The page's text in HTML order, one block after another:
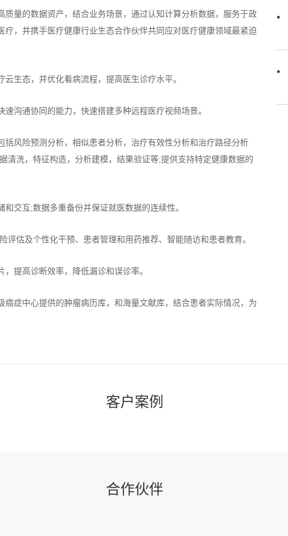
量的数据资产，结合业务场景，通过认知计算分析数据，服务于政
，并携手医疗健康行业生态合作伙伴共同应对医疗健康领域最紧迫
生态，并优化看病流程，提高医生诊疗水平。
沟通协同的能力，快速搭建多种远程医疗视频场景。
风险预测分析，相似患者分析，治疗有效性分析和治疗路径分析
清洗，特征构造，分析建模，结果验证等;提供支持特定健康数据的
交互;数据多重备份并保证就医数据的连续性。
估及个性化干预、患者管理和用药推荐、智能随访和患者教育。
提高诊断效率，降低漏诊和误诊率。
症中心提供的肿瘤病历库，和海量文献库，结合患者实际情况，为
客户案例
合作伙伴